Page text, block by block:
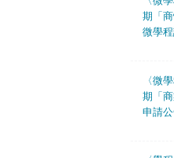
期「
微學程
〈微
期「
申請